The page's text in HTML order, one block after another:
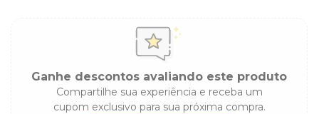
Ganhe descontos avaliando este produto
Compartilhe sua experiência e receba um
cupom exclusivo para sua próxima compra.